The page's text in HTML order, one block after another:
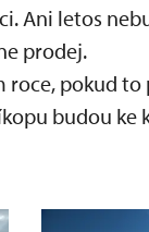
Ani letos
prodej.
pokud
budou